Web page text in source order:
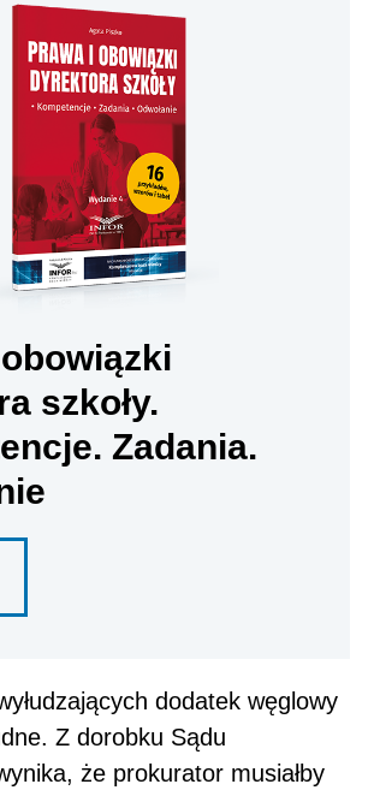
szkoły.
Zadania.
dodatek węglowy
Z dorobku Sądu
że prokurator musiałby